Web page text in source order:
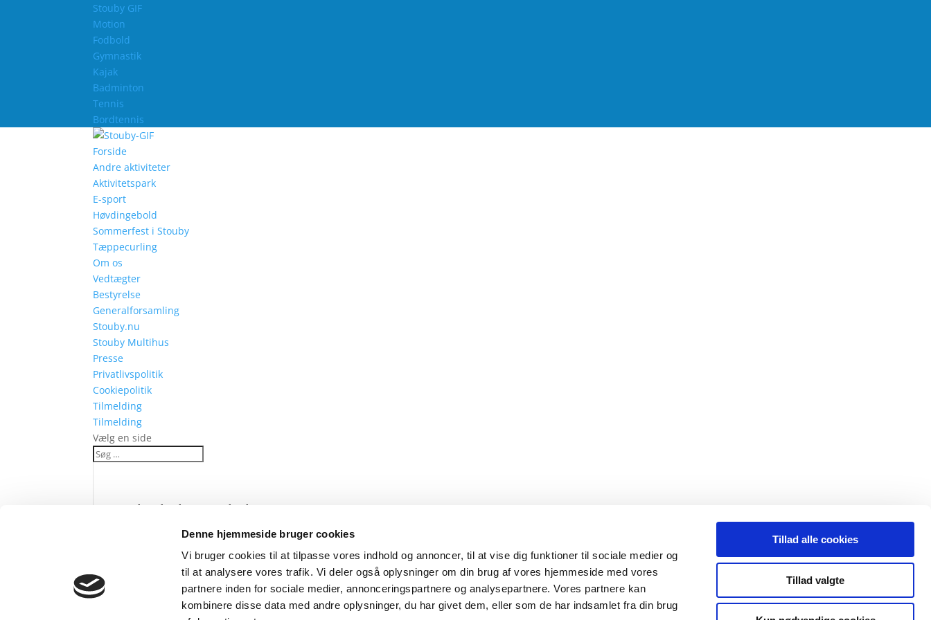
Denne hjemmeside bruger cookies
Vi bruger cookies til at tilpasse vores indhold og annoncer, til at vise dig funktioner til sociale medier og
til at analysere vores trafik. Vi deler også oplysninger om din brug af vores hjemmeside med vores
partnere inden for sociale medier, annonceringspartnere og analysepartnere. Vores partnere kan
kombinere disse data med andre oplysninger, du har givet dem, eller som de har indsamlet fra din brug
Tillad alle cookies
Tillad valgte
Stouby GIF
Motion
Fodbold
Gymnastik
Kajak
Badminton
Tennis
Bordtennis
Forside
Andre aktiviteter
Aktivitetspark
E-sport
Høvdingebold
Sommerfest i Stouby
Tæppecurling
Om os
Vedtægter
Bestyrelse
Generalforsamling
Stouby.nu
Stouby Multihus
Presse
Privatlivspolitik
Cookiepolitik
Tilmelding
Tilmelding
Vælg en side
Stoubyløbet Plakat2024
Helene Fruelund|maj 17, 2024